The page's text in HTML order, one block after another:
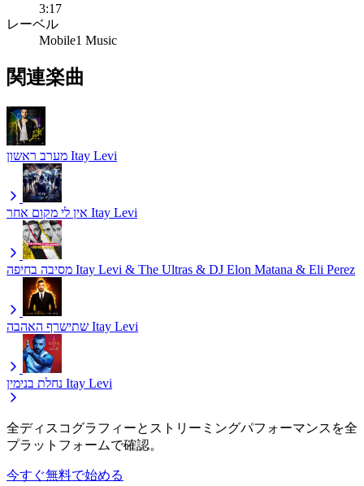
3:17
レーベル
Mobile1 Music
関連楽曲
מערב ראשון Itay Levi
אין לי מקום אחר Itay Levi
מסיבה בחיפה Itay Levi & The Ultras & DJ Elon Matana & Eli Perez
שתישרף האהבה Itay Levi
נחלת בנימין Itay Levi
全ディスコグラフィーとストリーミングパフォーマンスを全
プラットフォームで確認。
今すぐ無料で始める